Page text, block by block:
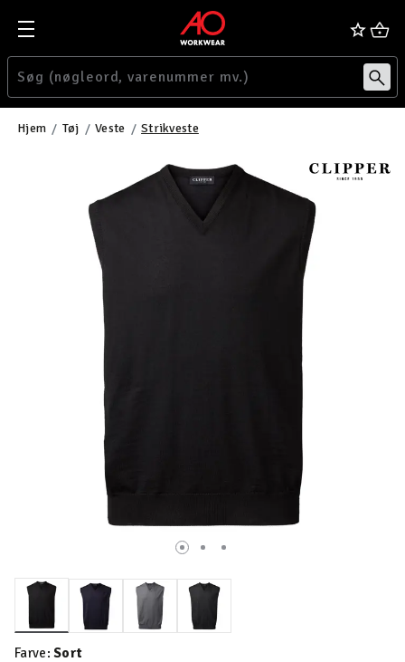
Hjem Tøj Veste Strikveste
valgte
Farve:Sort